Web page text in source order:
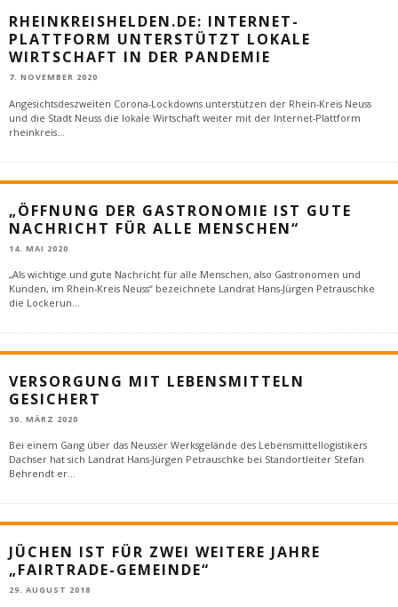
RHEINKREISHELDEN.DE: INTERNET-
PLATTFORM UNTERSTÜTZT LOKALE
WIRTSCHAFT IN DER PANDEMIE
7. NOVEMBER 2020
Angesichtsdeszweiten Corona-Lockdowns unterstützen der Rhein-Kreis Neuss
und die Stadt Neuss die lokale Wirtschaft weiter mit der Internet-Plattform
rheinkreis
„ÖFFNUNG DER GASTRONOMIE IST GUTE
NACHRICHT FÜR ALLE MENSCHEN“
14. MAI 2020
„Als wichtige und gute Nachricht für alle Menschen, also Gastronomen und
Kunden, im Rhein-Kreis Neuss“ bezeichnete Landrat Hans-Jürgen Petrauschke
die Lockerun
VERSORGUNG MIT LEBENSMITTELN
GESICHERT
30. MÄRZ 2020
Bei einem Gang über das Neusser Werksgelände des Lebensmittellogistikers
Dachser hat sich Landrat Hans-Jürgen Petrauschke bei Standortleiter Stefan
Behrendt er
JÜCHEN IST FÜR ZWEI WEITERE JAHRE
„FAIRTRADE-GEMEINDE“
29. AUGUST 2018